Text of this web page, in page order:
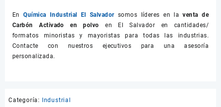
EnQuímica Industrial El Salvador somos líderes en laventa de
Carbón Activado en polvoen El Salvador en cantidades/
formatos minoristas y mayoristas para todas las industrias.
Contacte con nuestros ejecutivos para una asesoría
personalizada.
Categoría: Industrial